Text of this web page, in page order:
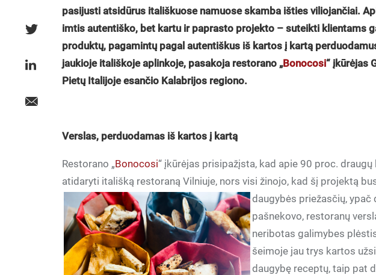
pasijusti atsidūrus itališkuose namuose skamba išties viliojančiai.
imtis autentiško, bet kartu ir paprasto projekto – suteikti klientams
produktų, pagamintų pagal autentiškus iš kartos į kartą
jaukioje itališkoje aplinkoje, pasakoja restorano „Bonocosi“ įkūrėjas
Pietų Italijoje esančio Kalabrijos regiono.
Verslas, perduodamas iš kartos į kartą
Restorano „Bonocosi“ įkūrėjas prisipažįsta, kad apie 90 proc.
atidaryti itališką restoraną Vilniuje, nors visi žinojo, kad šį projektą
daugybės priežasčių,
pašnekovo, restoranų
neribotas galimybes
šeimoje jau trys kartos
daugybę receptų, taip pat